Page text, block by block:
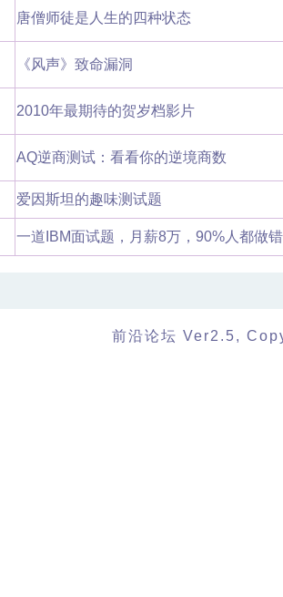
唐僧师徒是人生的四种状态
《风声》致命漏洞
2010年最期待的贺岁档影片
AQ逆商测试：看看你的逆境商数
爱因斯坦的趣味测试题
一道IBM面试题，月薪8万，90%人都做
前沿论坛 Ver2.5,